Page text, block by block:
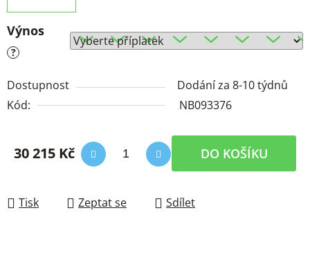
Výnos
?
Dostupnost
Dodání za 8-10 týdnů
Kód:
NB093376
30 215 Kč DO KOŠÍKU
Tisk Zeptat se Sdílet